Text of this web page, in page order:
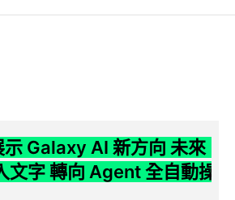
Galaxy AI 新方向 未來
文字 轉向 Agent 全自動操